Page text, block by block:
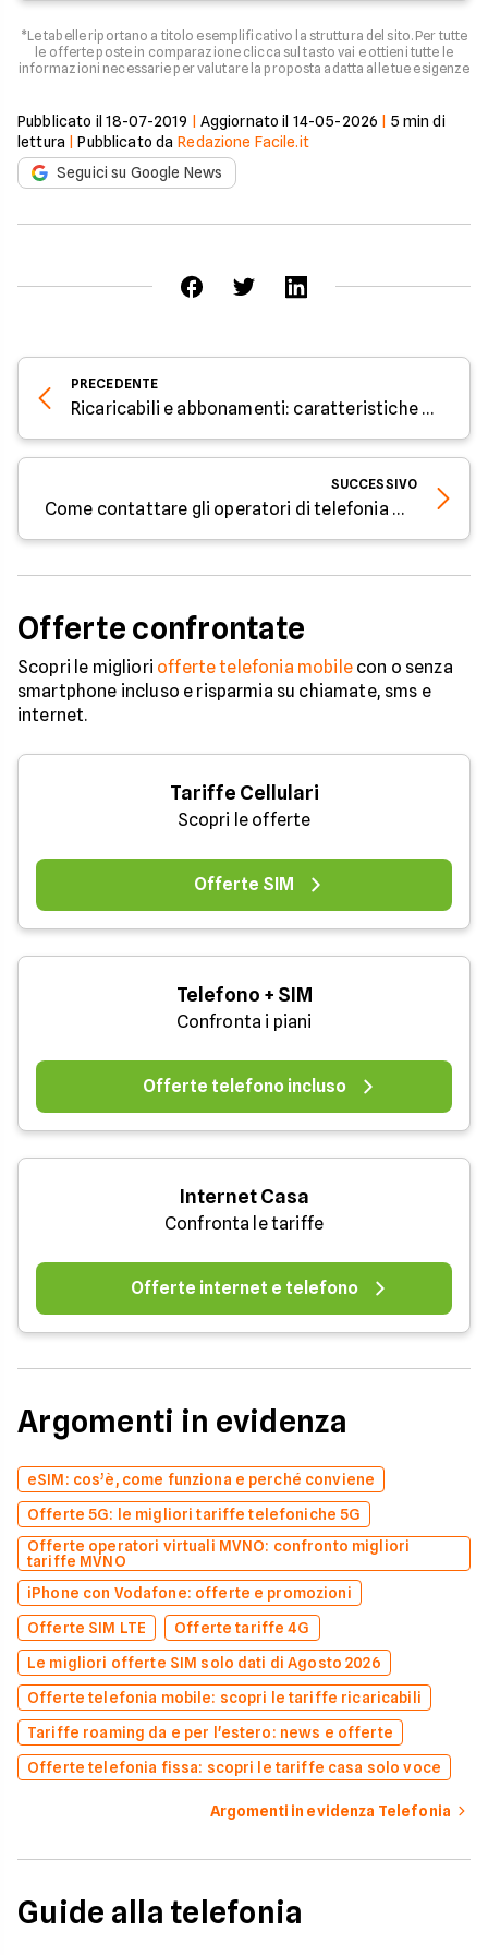
*Le tabelle riportano a titolo esemplificativo la struttura del sito. Per tutte
le offerte poste in comparazione clicca sul tasto vai e ottieni tutte le
informazioni necessarie per valutare la proposta adatta alle tue esigenze
Pubblicato il 18-07-2019 Aggiornato il 14-05-2026 5 min di
lettura |Pubblicato da Redazione Facile.it
Seguici su Google News
PRECEDENTE
Ricaricabili e abbonamenti: caratteristiche e differenze
SUCCESSIVO
Come contattare gli operatori di telefonia mobile
Offerte confrontate
Scopri le migliori offerte telefonia mobilecon o senza
smartphone incluso e risparmia su chiamate, sms e
internet.
Tariffe Cellulari
Scopri le offerte
Offerte SIM
Telefono + SIM
Confronta i piani
Offerte telefono incluso
Internet Casa
Confronta le tariffe
Offerte internet e telefono
Argomenti in evidenza
eSIM: cos’è, come funziona e perché conviene
Offerte 5G: le migliori tariffe telefoniche 5G
Offerte operatori virtuali MVNO: confronto migliori
tariffe MVNO
iPhone con Vodafone: offerte e promozioni
Offerte SIM LTE
Offerte tariffe 4G
Le migliori offerte SIM solo dati di Agosto 2026
Offerte telefonia mobile: scopri le tariffe ricaricabili
Tariffe roaming da e per l'estero: news e offerte
Offerte telefonia fissa: scopri le tariffe casa solo voce
Argomenti in evidenza Telefonia
Guide alla telefonia